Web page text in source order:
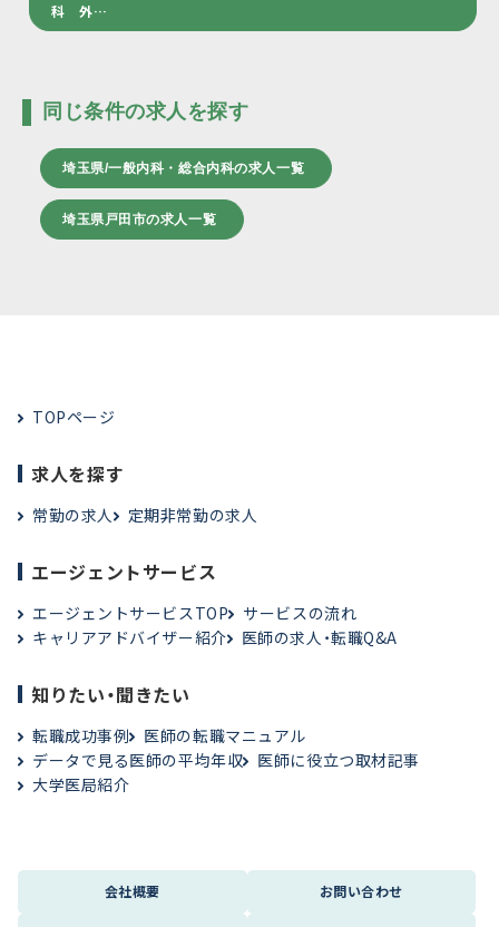
科 外…
同じ条件の求人を探す
埼玉県/一般内科・総合内科の求人一覧
埼玉県戸田市の求人一覧
TOPページ
求人を探す
常勤の求人 定期非常勤の求人
エージェントサービス
エージェントサービスTOP
サービスの流れ
キャリアアドバイザー紹介
医師の求人・転職Q&A
知りたい・聞きたい
転職成功事例
医師の転職マニュアル
データで見る医師の平均年収
医師に役立つ取材記事
大学医局紹介
会社概要 お問い合わせ